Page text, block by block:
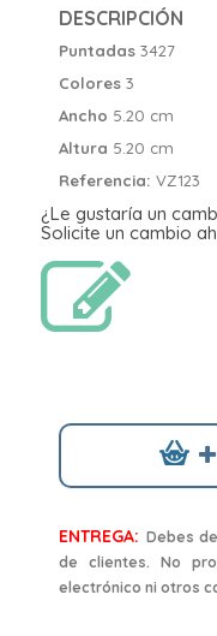
DESCRIPCIÓN
Puntadas3427
Colores3
Ancho 5.20 cm
Altura 5.20 cm
Referencia: VZ123
¿Le gustaría un
Solicite un cambio
ENTREGA: Debes
de clientes. No
electrónico ni otros